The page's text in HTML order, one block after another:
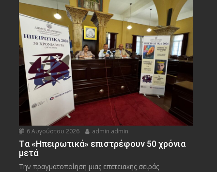
6 Αυγούστου 2026 admin admin
Tα «Ηπειρωτικά» επιστρέφουν 50 χρόνια
μετά
Την πραγματοποίηση μιας επετειακής σειράς